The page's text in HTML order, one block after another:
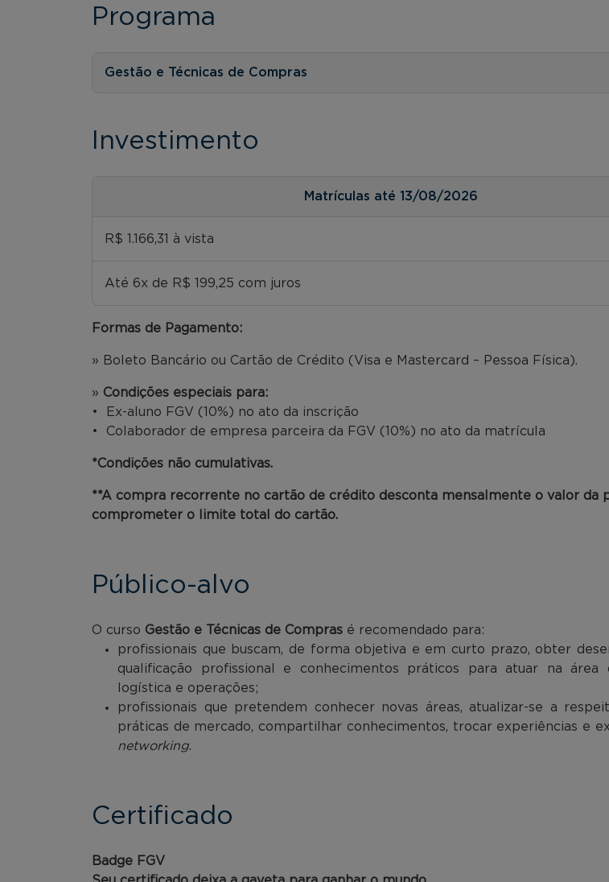
Programa
Gestão e Técnicas de Compras
Investimento
Matrículas até 13/08/2026
R$ 1.166,31 à vista
Até 6x de R$ 199,25 com juros
Formas de Pagamento:
» Boleto Bancário ou Cartão de Crédito (Visa e Mastercard – Pessoa Física).
» Condições especiais para:
• Ex-aluno FGV (10%) no ato da inscrição
• Colaborador de empresa parceira da FGV (10%) no ato da matrícula
*Condições não cumulativas.
**A compra recorrente no cartão de crédito desconta mensalmente o valor da
comprometer o limite total do cartão.
Público-alvo
O curso Gestão e Técnicas de Compras é recomendado para:
profissionais que buscam, de forma objetiva e em curto prazo, obter
qualificação profissional e conhecimentos práticos para atuar na área
logística e operações;
profissionais que pretendem conhecer novas áreas, atualizar-se a
práticas de mercado, compartilhar conhecimentos, trocar experiências e
networking.
Certificado
Badge FGV